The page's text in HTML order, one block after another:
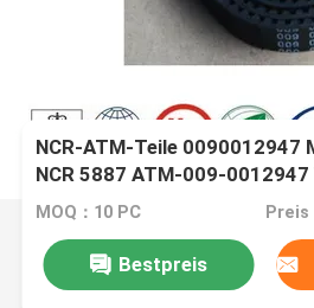
NCR-ATM-Teile 0090012947
NCR 5887 ATM-009-
Synchronous Belt
MOQ：10 PC Preis
Bestpreis